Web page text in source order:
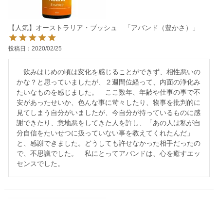
【人気】オーストラリア・ブッシュ 「アバンド（豊かさ）」
投稿日 2020/02/25
飲みはじめの頃は変化を感じることができず、相性悪いの
かな？と思っていましたが、２週間位経って、内面の浄化み
たいなものを感じました。　ここ数年、年齢や仕事の事で不
安があったせいか、色んな事に苛々したり、物事を批判的に
見てしまう自分がいましたが、今自分が持っているものに感
謝できたり、意地悪をしてきた人を許し、「あの人は私が自
分自信をたいせつに扱っていない事を教えてくれたんだ」
と、感謝できました。どうしても許せなかった相手だったの
で、不思議でした。　私にとってアバンドは、心を癒すエッ
センスでした。